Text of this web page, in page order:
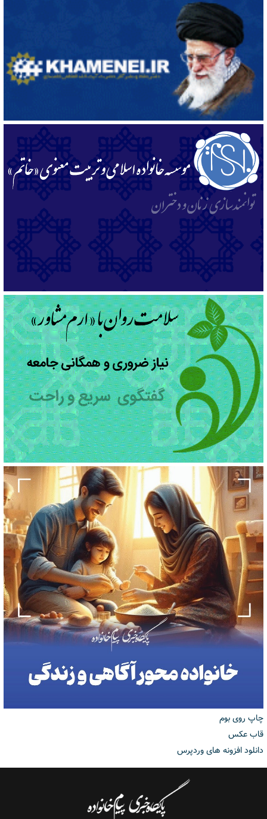
چاپ روی بوم
قاب عکس
دانلود افزونه های وردپرس